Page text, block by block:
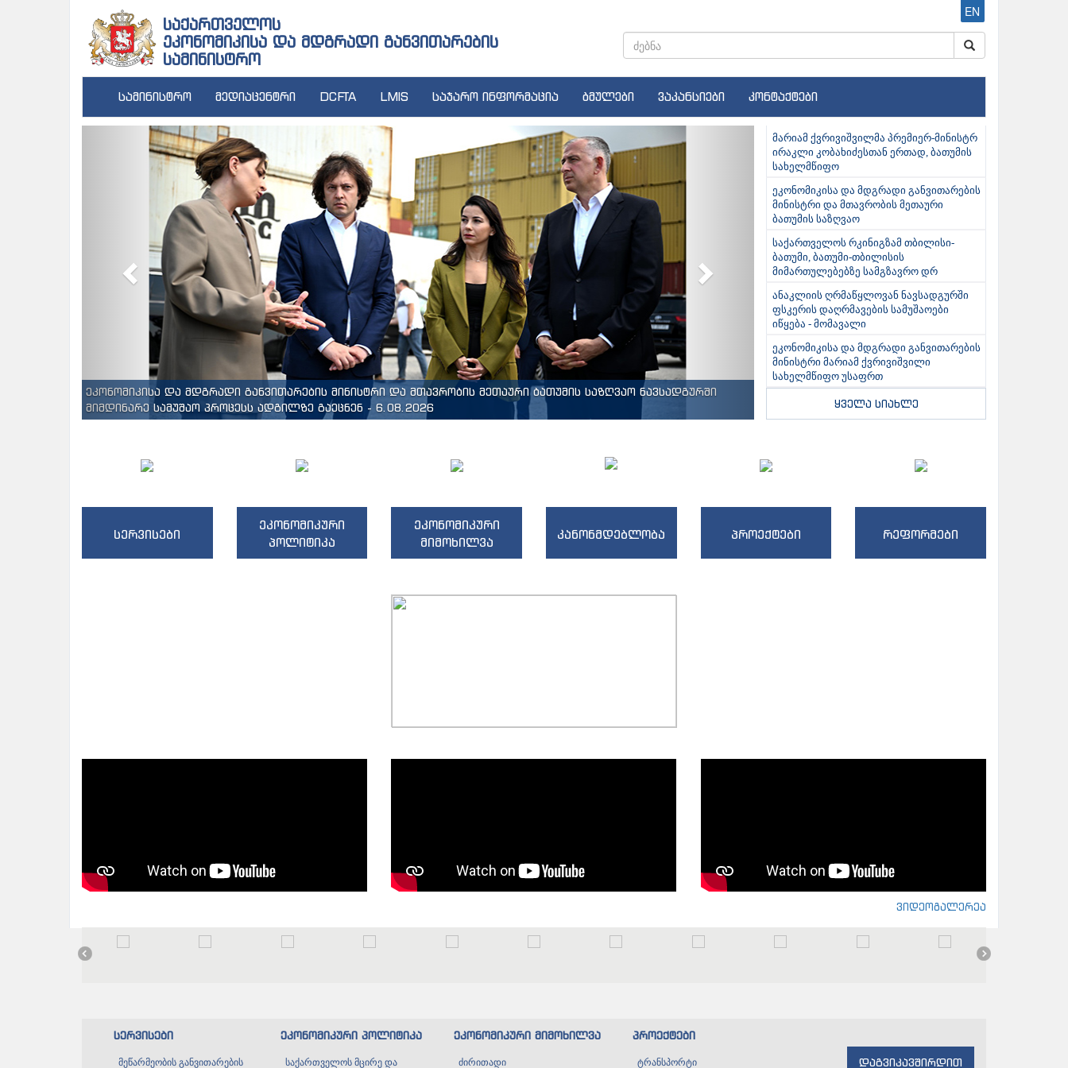
საქართველოს
ეკონომიკისა და მდგრადი განვითარების
სამინისტრო
EN
სამინისტრო მედიაცენტრი DCFTA LMIS საჯარო ინფორმაცია ბმულები ვაკანსიები კონტაქტები
ეკონომიკისა და მდგრადი განვითარების მინისტრი და მთავრობის მეთაური ბათუმის საზღვაო ნავსადგურში
მიმდინარე სამუშაო პროცესს ადგილზე გაეცნენ - 6.08.2026
Previous
მარიამ ქვრივიშვილმა პრემიერ-მინისტრ
ირაკლი კობახიძესთან ერთად, ბათუმის
სახელმწიფო
ეკონომიკისა და მდგრადი განვითარების
მინისტრი და მთავრობის მეთაური
ბათუმის საზღვაო
საქართველოს რკინიგზამ თბილისი-
ბათუმი, ბათუმი-თბილისის
მიმართულებებზე სამგზავრო დრ
ანაკლიის ღრმაწყლოვან ნავსადგურში
ფსკერის დაღრმავების სამუშაოები
იწყება - მომავალი
ეკონომიკისა და მდგრადი განვითარების
მინისტრი მარიამ ქვრივიშვილი
სახელმწიფო უსაფრთ
ყველა სიახლე
სერვისები
ეკონომიკური
პოლიტიკა
ეკონომიკური
მიმოხილვა
კანონმდებლობა პროექტები რეფორმები
ვიდეოგალერეა
სერვისები
მეწარმეობის განვითარების
ეკონომიკური პოლიტიკა
საქართველოს მცირე და
ეკონომიკური მიმოხილვა
ძირითადი
პროექტები
ტრანსპორტი დაგვიკავშირდით